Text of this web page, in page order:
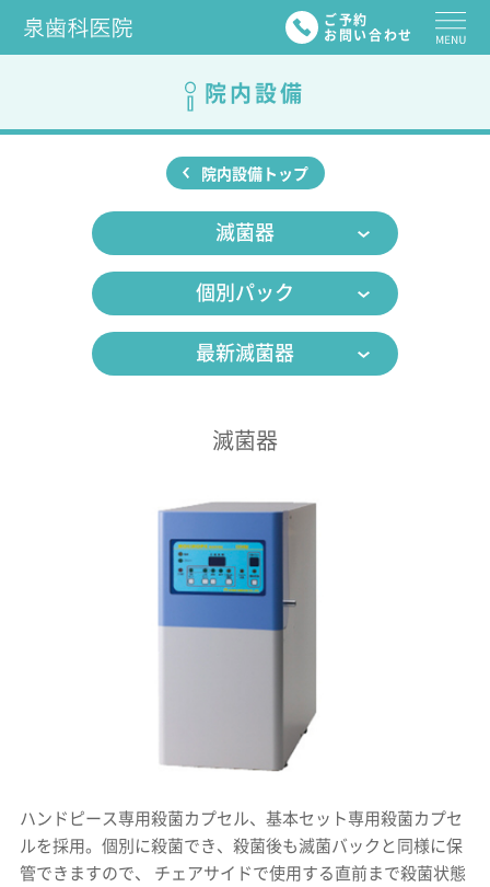
ご予約
お問い合わせ
院内設備
院内設備トップ
滅菌器
個別パック
最新滅菌器
滅菌器
ハンドピース専用殺菌カプセル、基本セット専用殺菌カプセ
ルを採用。個別に殺菌でき、殺菌後も滅菌バックと同様に保
管できますので、 チェアサイドで使用する直前まで殺菌状態